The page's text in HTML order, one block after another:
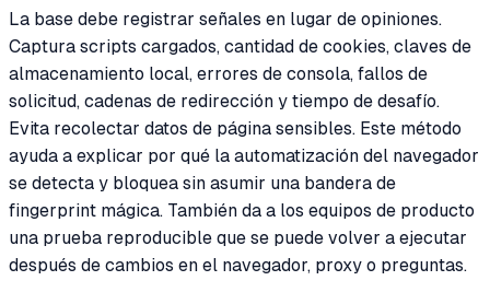
La base debe registrar señales en lugar de opiniones.
Captura scripts cargados, cantidad de cookies, claves de
almacenamiento local, errores de consola, fallos de
solicitud, cadenas de redirección y tiempo de desafío.
Evita recolectar datos de página sensibles. Este método
ayuda a explicar por qué la automatización del navegador
se detecta y bloquea sin asumir una bandera de
fingerprint mágica. También da a los equipos de producto
una prueba reproducible que se puede volver a ejecutar
después de cambios en el navegador, proxy o preguntas.